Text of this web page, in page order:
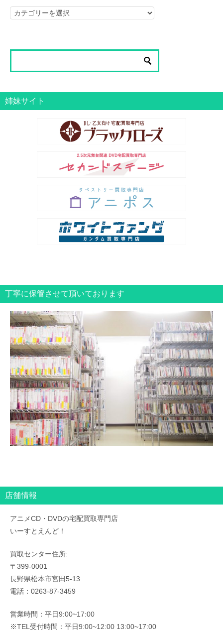
ブ
一
姉妹サイト
丁寧に保管させて頂いております
店舗情報
アニメCD・DVDの宅配買取専門店
いーすとえんど！
買取センター住所:
〒399-0001
長野県松本市宮田5-13
電話：0263-87-3459
営業時間：平日9:00~17:00
※TEL受付時間：平日9:00~12:00 13:00~17:00